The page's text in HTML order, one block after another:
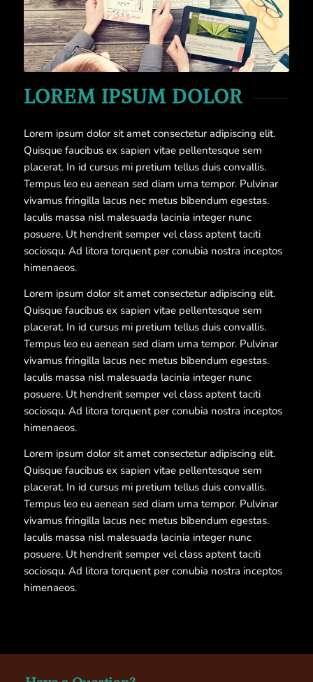
LOREM IPSUM DOLOR
Lorem ipsum dolor sit amet consectetur adipiscing elit.
Quisque faucibus ex sapien vitae pellentesque sem
placerat. In id cursus mi pretium tellus duis convallis.
Tempus leo eu aenean sed diam urna tempor. Pulvinar
vivamus fringilla lacus nec metus bibendum egestas.
Iaculis massa nisl malesuada lacinia integer nunc
posuere. Ut hendrerit semper vel class aptent taciti
sociosqu. Ad litora torquent per conubia nostra inceptos
himenaeos.
Lorem ipsum dolor sit amet consectetur adipiscing elit.
Quisque faucibus ex sapien vitae pellentesque sem
placerat. In id cursus mi pretium tellus duis convallis.
Tempus leo eu aenean sed diam urna tempor. Pulvinar
vivamus fringilla lacus nec metus bibendum egestas.
Iaculis massa nisl malesuada lacinia integer nunc
posuere. Ut hendrerit semper vel class aptent taciti
sociosqu. Ad litora torquent per conubia nostra inceptos
himenaeos.
Lorem ipsum dolor sit amet consectetur adipiscing elit.
Quisque faucibus ex sapien vitae pellentesque sem
placerat. In id cursus mi pretium tellus duis convallis.
Tempus leo eu aenean sed diam urna tempor. Pulvinar
vivamus fringilla lacus nec metus bibendum egestas.
Iaculis massa nisl malesuada lacinia integer nunc
posuere. Ut hendrerit semper vel class aptent taciti
sociosqu. Ad litora torquent per conubia nostra inceptos
himenaeos.